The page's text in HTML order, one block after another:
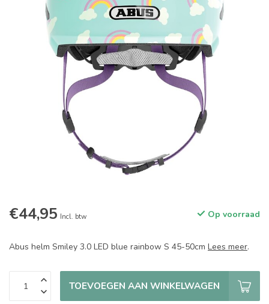
€44,95 Incl. btw Op voorraad
Abus helm Smiley 3.0 LED blue rainbow S 45-50cm Lees meer.
TOEVOEGEN AAN WINKELWAGEN